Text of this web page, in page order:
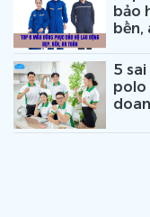
bảo
bền,
5
polo